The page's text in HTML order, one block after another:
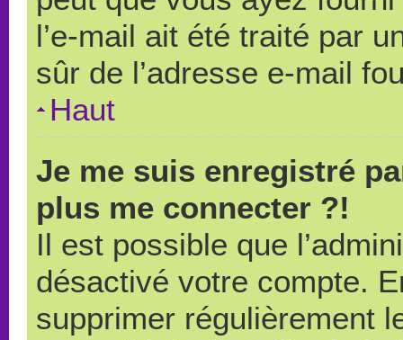
l’e-mail ait été traité par
sûr de l’adresse e-mail
Haut
Je me suis enregistré
plus me connecter ?!
Il est possible que
désactivé votre compte.
supprimer régulièrement